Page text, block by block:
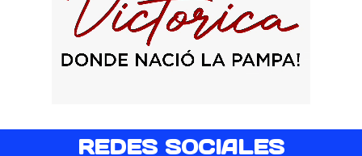
REDES SOCIALES